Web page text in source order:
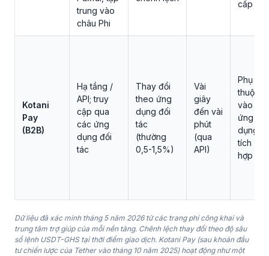
trung vào
châu Phi
cấp
Kotani
Pay
(B2B)
Hạ tầng /
API; truy
cập qua
các ứng
dụng đối
tác
Thay đổi
theo ứng
dụng đối
tác
(thường
0,5-1,5%)
Vài
giây
đến vài
phút
(qua
API)
Phụ
thuộc
vào
ứng
dụng
tích
hợp
Dữ liệu đã xác minh tháng 5 năm 2026 từ các trang phí công khai và
trung tâm trợ giúp của mỗi nền tảng. Chênh lệch thay đổi theo độ sâu
sổ lệnh USDT-GHS tại thời điểm giao dịch. Kotani Pay (sau khoản đầu
tư chiến lược của Tether vào tháng 10 năm 2025) hoạt động như một